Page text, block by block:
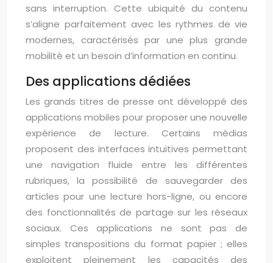
sans interruption. Cette ubiquité du contenu
s’aligne parfaitement avec les rythmes de vie
modernes, caractérisés par une plus grande
mobilité et un besoin d’information en continu.
Des applications dédiées
Les grands titres de presse ont développé des
applications mobiles pour proposer une nouvelle
expérience de lecture. Certains médias
proposent des interfaces intuitives permettant
une navigation fluide entre les différentes
rubriques, la possibilité de sauvegarder des
articles pour une lecture hors-ligne, ou encore
des fonctionnalités de partage sur les réseaux
sociaux. Ces applications ne sont pas de
simples transpositions du format papier ; elles
exploitent pleinement les capacités des